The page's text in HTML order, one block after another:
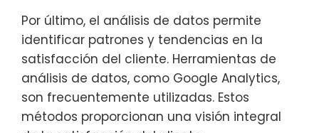
Por último, el análisis de datos permite
identificar patrones y tendencias en la
satisfacción del cliente. Herramientas de
análisis de datos, como Google Analytics,
son frecuentemente utilizadas. Estos
métodos proporcionan una visión integral